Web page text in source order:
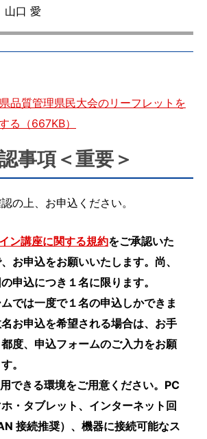
口 愛
品質管理県民大会のリーフレットを
る（667KB）
事項＜重要＞
の上、お申込ください。
ン講座に関する規約をご承認いた
お申込をお願いいたします。尚、
申込につき１名に限ります。
では一度で１名の申込しかできま
お申込を希望される場合は、お手
度、申込フォームのご入力をお願
。
できる環境をご用意ください。PC
・タブレット、インターネット回
接続推奨）、機器に接続可能なス